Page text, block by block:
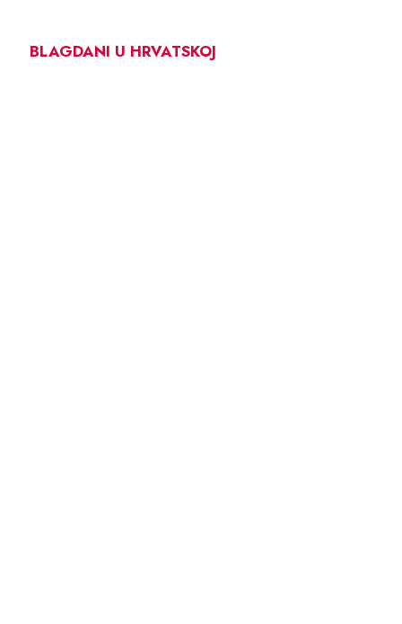
BLAGDANI U HRVATSKOJ